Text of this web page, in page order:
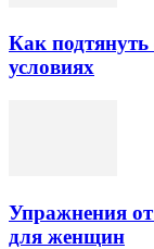
Как
условиях
Упражнения от
для женщин